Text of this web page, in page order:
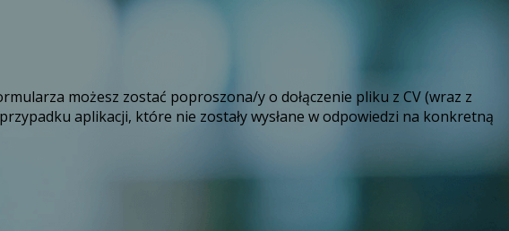
możesz zostać poproszona/y o dołączenie pliku z CV (wraz z
aplikacji, które nie zostały wysłane w odpowiedzi na konkretną